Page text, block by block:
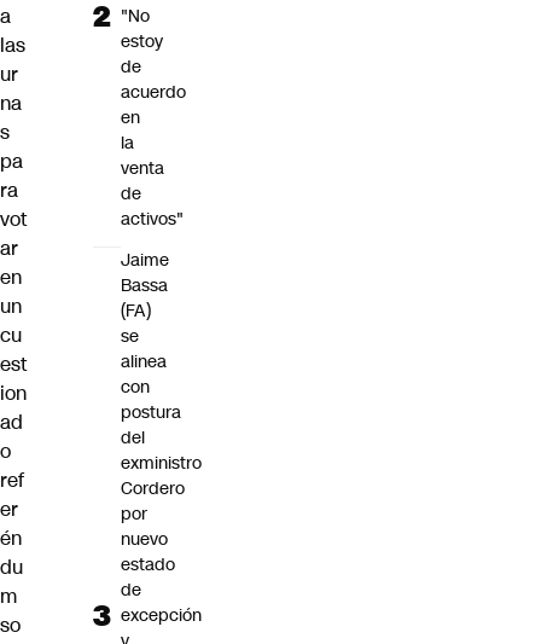
a
las
ur
na
s
pa
ra
vot
ar
en
un
cu
est
ion
ad
o
ref
er
én
du
m
so
"No
estoy
de
acuerdo
en
la
venta
de
activos"
Jaime
Bassa
(FA)
se
alinea
con
postura
del
exministro
Cordero
por
nuevo
estado
de
excepción